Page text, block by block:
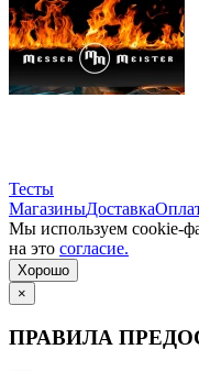
Тесты
МагазиныДоставка
Мы используем cookie-
на это согласие.
Хорошо
×
ПРАВИЛА